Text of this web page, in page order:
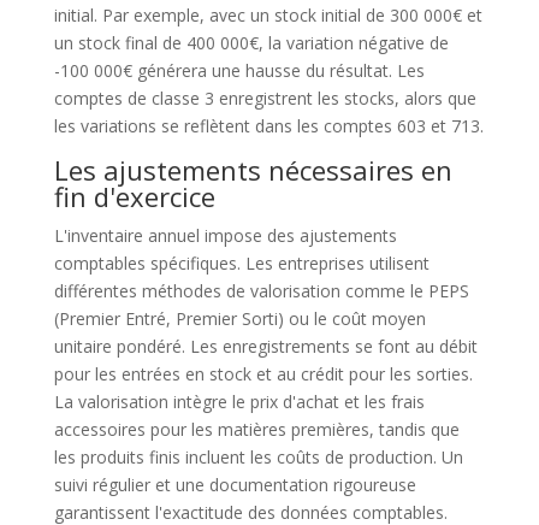
initial. Par exemple, avec un stock initial de 300 000€ et
un stock final de 400 000€, la variation négative de
-100 000€ générera une hausse du résultat. Les
comptes de classe 3 enregistrent les stocks, alors que
les variations se reflètent dans les comptes 603 et 713.
Les ajustements nécessaires en
fin d'exercice
L'inventaire annuel impose des ajustements
comptables spécifiques. Les entreprises utilisent
différentes méthodes de valorisation comme le PEPS
(Premier Entré, Premier Sorti) ou le coût moyen
unitaire pondéré. Les enregistrements se font au débit
pour les entrées en stock et au crédit pour les sorties.
La valorisation intègre le prix d'achat et les frais
accessoires pour les matières premières, tandis que
les produits finis incluent les coûts de production. Un
suivi régulier et une documentation rigoureuse
garantissent l'exactitude des données comptables.